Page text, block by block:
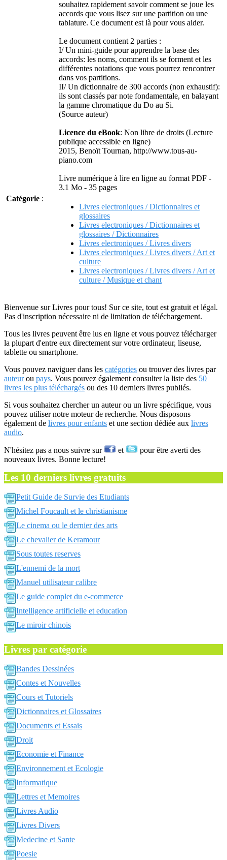
souhaitez rapidement savoir comment se joue les
accords que vous lisez sur une partition ou une
tablature. Ce document est là pour vous aider.
Le document contient 2 parties :
I/ Un mini-guide pour apprendre la base des
accords: les noms, comment ils se forment et les
différentes notations que vous pourrez rencontrer
dans vos partitions.
II/ Un dictionnaire de 300 accords (non exhaustif):
ils sont classés par note fondamentale, en balayant
la gamme chromatique du Do au Si.
(Source auteur)
Licence du eBook: Non libre de droits (Lecture
publique accessible en ligne)
2015, Benoït Tournan, http://www.tous-au-
piano.com
Livre numérique à lire en ligne au format PDF -
3.1 Mo - 35 pages
Catégorie :
Livres electroniques / Dictionnaires et
glossaires
Livres electroniques / Dictionnaires et
glossaires / Dictionnaires
Livres electroniques / Livres divers
Livres electroniques / Livres divers / Art et
culture
Livres electroniques / Livres divers / Art et
culture / Musique et chant
Bienvenue sur Livres pour tous! Sur ce site, tout est gratuit et légal.
Pas d'inscription nécessaire ni de limitation de téléchargement.
Tous les livres peuvent être lus en ligne et vous pouvez télécharger
la plupart d'entre eux directement sur votre ordinateur, liseuse,
tablette ou smartphone.
Vous pouvez naviguer dans les catégories ou trouver des livres par
auteurou pays. Vous pouvez également consulter la liste des 50
livres les plus téléchargés ou des 10 derniers livres publiés.
Si vous souhaitez chercher un auteur ou un livre spécifique, vous
pouvez utiliser notre moteur de recherche. Nous disposons
également de livres pour enfants et une section dédiée aux livres
audio.
N'hésitez pas a nous suivre sur et
pour être averti des
nouveaux livres. Bonne lecture!
Les 10 derniers livres gratuits
Petit Guide de Survie des Etudiants
Michel Foucault et le christianisme
Le cinema ou le dernier des arts
Le chevalier de Keramour
Sous toutes reserves
L'ennemi de la mort
Manuel utilisateur calibre
Le guide complet du e-commerce
Intelligence artificielle et education
Le miroir chinois
Livres par catégorie
Bandes Dessinées
Contes et Nouvelles
Cours et Tutoriels
Dictionnaires et Glossaires
Documents et Essais
Droit
Economie et Finance
Environnement et Ecologie
Informatique
Lettres et Memoires
Livres Audio
Livres Divers
Medecine et Sante
Poesie